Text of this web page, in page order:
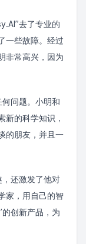
去了专业的
一些故障。经过
非常高兴，因为
问题。小明和
新的科学知识，
的朋友，并且一
还激发了他对
家，用自己的智
创新产品，为